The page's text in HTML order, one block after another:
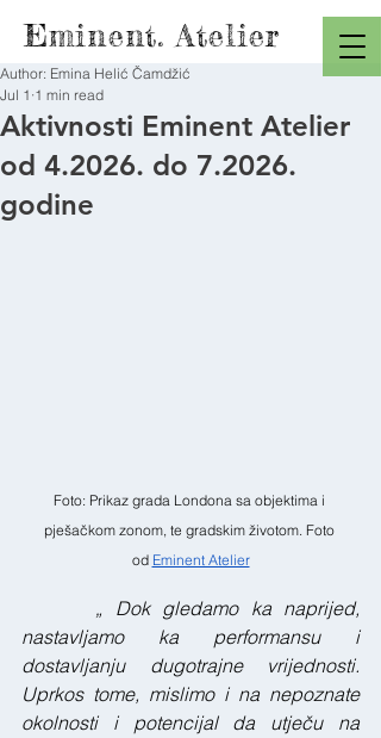
Eminent. Atelier
Aktivnosti Eminent Atelier
od 4.2026. do 7.2026.
godine
Author: Emina Helić Čamdžić
Jul 1 1 min read
Foto: Prikaz grada Londona sa objektima i
pješačkom zonom, te gradskim životom. Foto
od Eminent Atelier
„ Dok gledamo ka naprijed,
nastavljamo ka performansu i
dostavljanju dugotrajne vrijednosti.
Uprkos tome, mislimo i na nepoznate
okolnosti i potencijal da utječu na